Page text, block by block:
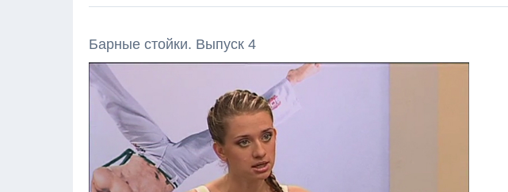
Барные стойки. Выпуск 4